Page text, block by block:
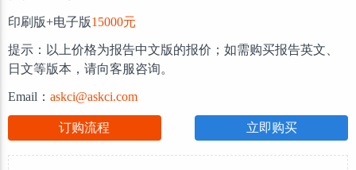
印刷版+电子版15000元
提示：以上价格为报告中文版的报价；如需购买报告英文、
日文等版本，请向客服咨询。
Email： askci@askci.com
订购流程 立即购买